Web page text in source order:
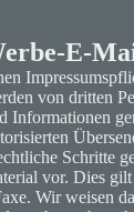
E-
von dritten
Informationen
Schritte
vor. Dies
Wir weisen